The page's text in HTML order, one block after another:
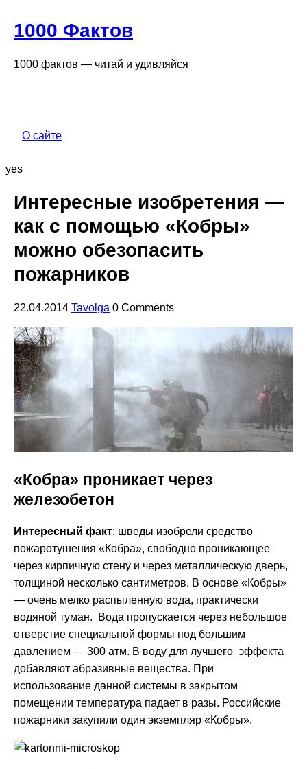
1000 Фактов
1000 фактов — читай и удивляйся
О сайте
yes
Интересные изобретения —
как с помощью «Кобры»
можно обезопасить
пожарников
22.04.2014 Tavolga 0 Comments
«Кобра» проникает через
железобетон
Интересный факт: шведы изобрели средство
пожаротушения «Кобра», свободно проникающее
через кирпичную стену и через металлическую дверь,
толщиной несколько сантиметров. В основе «Кобры»
— очень мелко распыленную вода, практически
водяной туман. Вода пропускается через небольшое
отверстие специальной формы под большим
давлением — 300 атм. В воду для лучшего эффекта
добавляют абразивные вещества. При
использование данной системы в закрытом
помещении температура падает в разы. Российские
пожарники закупили один экземпляр «Кобры».